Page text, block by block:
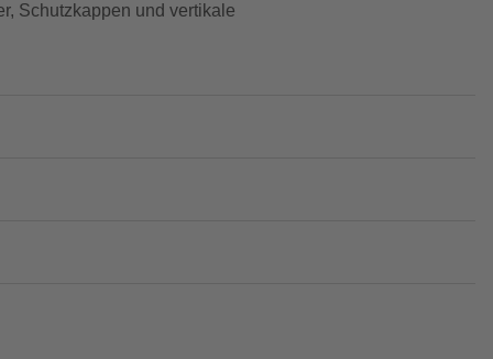
Schutzkappen und vertikale